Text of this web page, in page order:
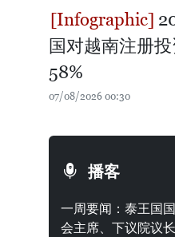
国对越南注册
58%
07/08/2026 00:30
播客
一周要闻：泰王国国
会主席、下议院议长